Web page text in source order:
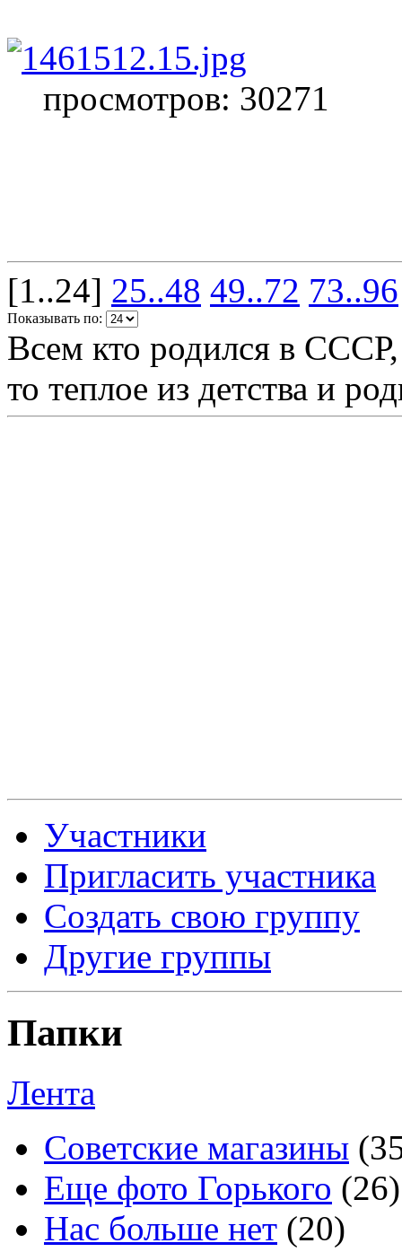
просмотров: 30271
[1..24] 25..48 49..72 73..96
Показывать по:
Всем кто родился в
то теплое из детства и
Участники
Пригласить участника
Создать свою группу
Другие группы
Папки
Лента
Советские магазины
Еще фото Горького (26)
Нас больше нет (20)